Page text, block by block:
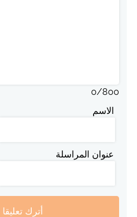
0/800
الاسم
عنوان المراسلة
أترك تعليقا